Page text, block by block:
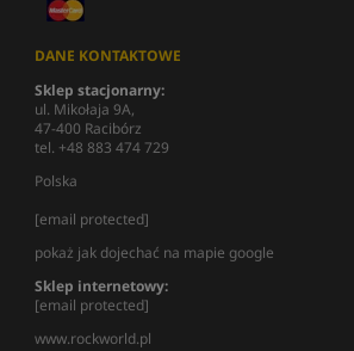
DANE KONTAKTOWE
Sklep stacjonarny:
ul. Mikołaja 9A,
47-400 Racibórz
tel. +48 883 474 729
Polska
[email protected]
pokaż jak dojechać na mapie google
Sklep internetowy:
[email protected]
www.rockworld.pl